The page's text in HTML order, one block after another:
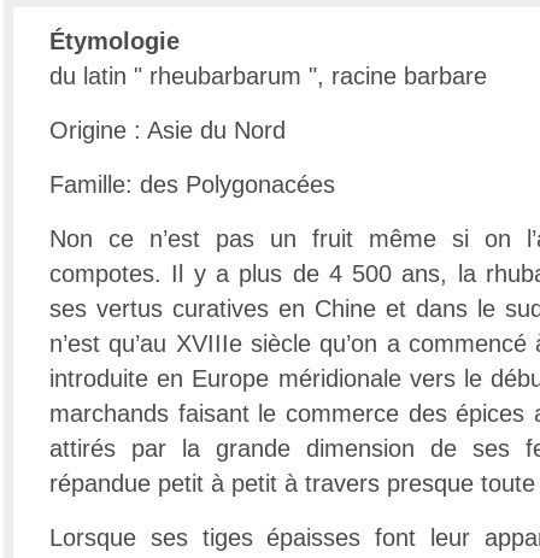
Étymologie
du latin " rheubarbarum ", racine barbare
Origine : Asie du Nord
Famille: des Polygonacées
Non ce n’est pas un fruit même si on
compotes. Il y a plus de 4 500 ans, la
ses vertus curatives en Chine et dans le
n’est qu’au XVIIIe siècle qu’on a
introduite en Europe méridionale vers le
marchands faisant le commerce des épices
attirés par la grande dimension de ses
répandue petit à petit à travers presque
Lorsque ses tiges épaisses font leur